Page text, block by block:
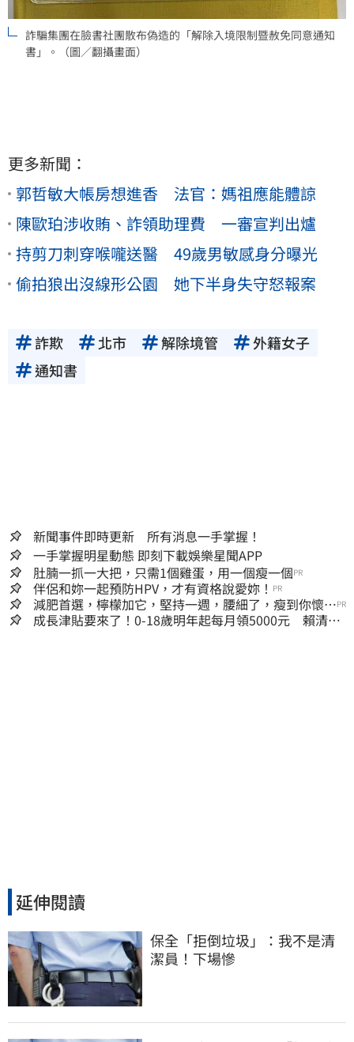
詐騙集團在臉書社團散布偽造的「解除入境限制暨赦免同意通知
書」。（圖／翻攝畫面）
更多新聞：
郭哲敏大帳房想進香 法官：媽祖應能體諒
陳歐珀涉收賄、詐領助理費 一審宣判出爐
持剪刀刺穿喉嚨送醫 49歲男敏感身分曝光
偷拍狼出沒線形公園 她下半身失守怒報案
詐欺 北市 解除境管
外籍女子
通知書
新聞事件即時更新 所有消息一手掌握！
一手掌握明星動態 即刻下載娛樂星聞APP
肚腩一抓一大把，只需1個雞蛋，用一個瘦一個PR
伴侶和妳一起預防HPV，才有資格說愛妳！ PR
減肥首選，檸檬加它，堅持一週，腰細了，瘦到你懷疑
人生
PR
成長津貼要來了！0-18歲明年起每月領5000元 賴清
延伸閱讀
保全「拒倒垃圾」：我不是清
潔員！下場慘